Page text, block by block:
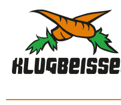
springen